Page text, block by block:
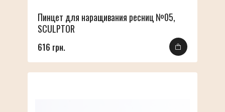
Пинцет для наращивания ресниц №05,
SCULPTOR
616 грн.